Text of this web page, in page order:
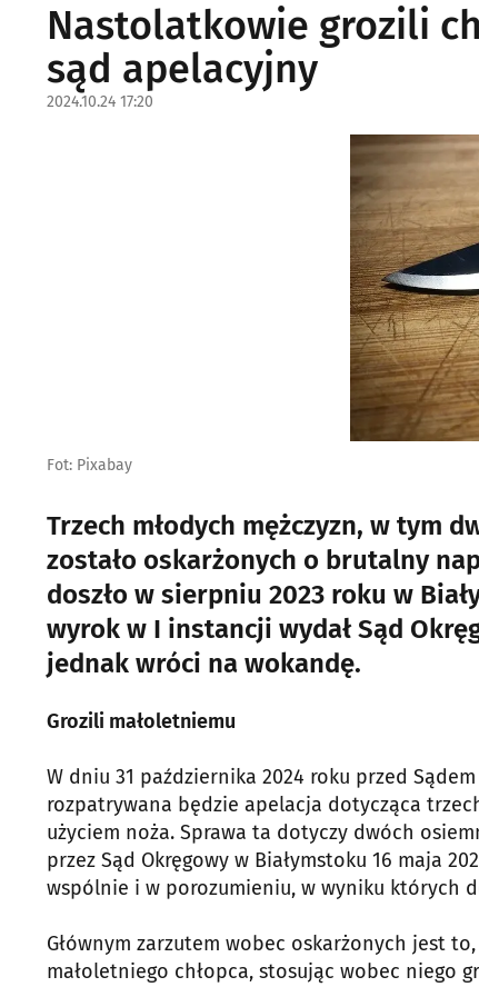
Nastolatkowie grozili
sąd apelacyjny
2024.10.24 17:20
Fot: Pixabay
Trzech młodych mężczyzn, w tym
zostało oskarżonych o brutalny
doszło w sierpniu 2023 roku w
wyrok w I instancji wydał Sąd
jednak wróci na wokandę.
Grozili małoletniemu
W dniu 31 października 2024 roku przed
rozpatrywana będzie apelacja dotycząca
użyciem noża. Sprawa ta dotyczy dwóch
przez Sąd Okręgowy w Białymstoku 16 maja
wspólnie i w porozumieniu, w wyniku których
Głównym zarzutem wobec oskarżonych jest
małoletniego chłopca, stosując wobec niego